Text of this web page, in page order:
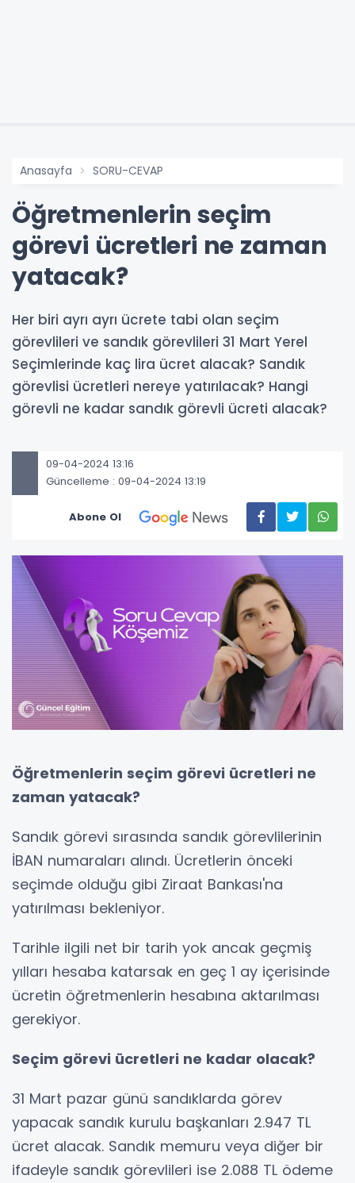
Anasayfa SORU-CEVAP
Öğretmenlerin seçim
görevi ücretleri ne zaman
yatacak?
Her biri ayrı ayrı ücrete tabi olan seçim
görevlileri ve sandık görevlileri 31 Mart Yerel
Seçimlerinde kaç lira ücret alacak? Sandık
görevlisi ücretleri nereye yatırılacak? Hangi
görevli ne kadar sandık görevli ücreti alacak?
09-04-2024 13:16
Güncelleme : 09-04-2024 13:19
Abone Ol
Öğretmenlerin seçim görevi ücretleri ne
zaman yatacak?
Sandık görevi sırasında sandık görevlilerinin
İBAN numaraları alındı. Ücretlerin önceki
seçimde olduğu gibi Ziraat Bankası'na
yatırılması bekleniyor.
Tarihle ilgili net bir tarih yok ancak geçmiş
yılları hesaba katarsak en geç 1 ay içerisinde
ücretin öğretmenlerin hesabına aktarılması
gerekiyor.
Seçim görevi ücretleri ne kadar olacak?
31 Mart pazar günü sandıklarda görev
yapacak sandık kurulu başkanları 2.947 TL
ücret alacak. Sandık memuru veya diğer bir
ifadeyle sandık görevlileri ise 2.088 TL ödeme